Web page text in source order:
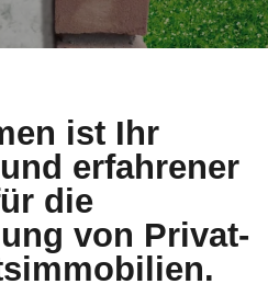
ist Ihr
erfahrener
die
von Privat-